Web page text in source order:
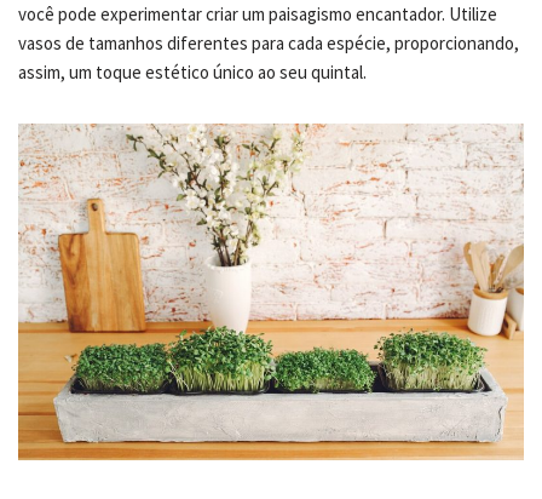
você pode experimentar criar um paisagismo encantador. Utilize
vasos de tamanhos diferentes para cada espécie, proporcionando,
assim, um toque estético único ao seu quintal.